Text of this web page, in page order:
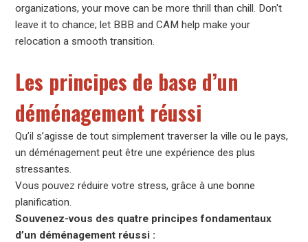
organizations, your move can be more thrill than chill. Don't
leave it to chance; let BBB and CAM help make your
relocation a smooth transition.
Les principes de base d’un
déménagement réussi
Qu’il s’agisse de tout simplement traverser la ville ou le pays,
un déménagement peut être une expérience des plus
stressantes.
Vous pouvez réduire votre stress, grâce à une bonne
planification.
Souvenez-vous des quatre principes fondamentaux
d’un déménagement réussi :